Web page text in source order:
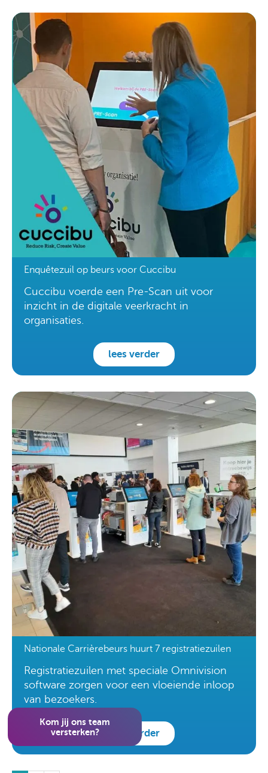
Kom jij ons team
versterken?
Enquêtezuil op beurs voor Cuccibu
Cuccibu voerde een Pre-Scan uit voor
inzicht in de digitale veerkracht in
organisaties.
lees verder
Nationale Carrièrebeurs huurt 7 registratiezuilen
Registratiezuilen met speciale Omnivision
software zorgen voor een vloeiende inloop
van bezoekers.
lees verder